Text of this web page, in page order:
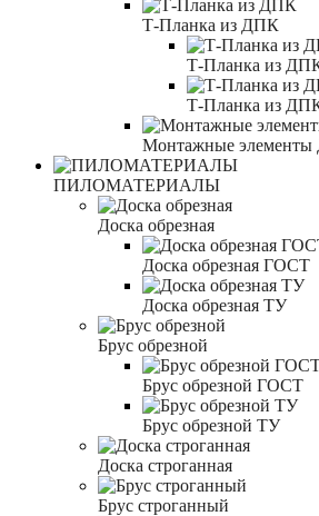
Т-Планка из ДПК
Т-Планка из
Т-Планка из
Монтажные
ПИЛОМАТЕРИАЛЫ
Доска обрезная
Доска обрезная ГОСТ
Доска обрезная ТУ
Брус обрезной
Брус обрезной ГОСТ
Брус обрезной ТУ
Доска строганная
Брус строганный